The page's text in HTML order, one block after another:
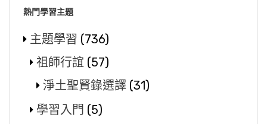
熱門學習主題
主題學習 (736)
祖師行誼 (57)
淨土聖賢錄選譯 (31)
學習入門 (5)